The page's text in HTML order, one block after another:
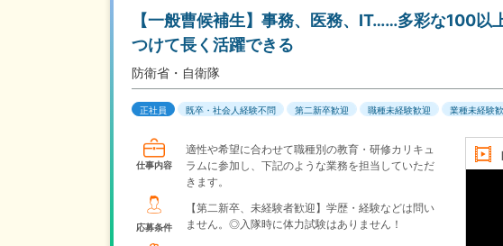
【一般曹候補生】事務、医務、IT……多彩な100以
つけて長く活躍できる
防衛省・自衛隊
正社員 既卒・社会人経験不問 第二新卒歓迎 職種未経験歓迎 業種未経験
仕事内容
適性や希望に合わせて職種別の教育・研修カリキュ
ラムに参加し、下記のような業務を担当していただ
きます。
応募条件
【第二新卒、未経験者歓迎】学歴・経験などは問い
ません。◎入隊時に体力試験はありません！